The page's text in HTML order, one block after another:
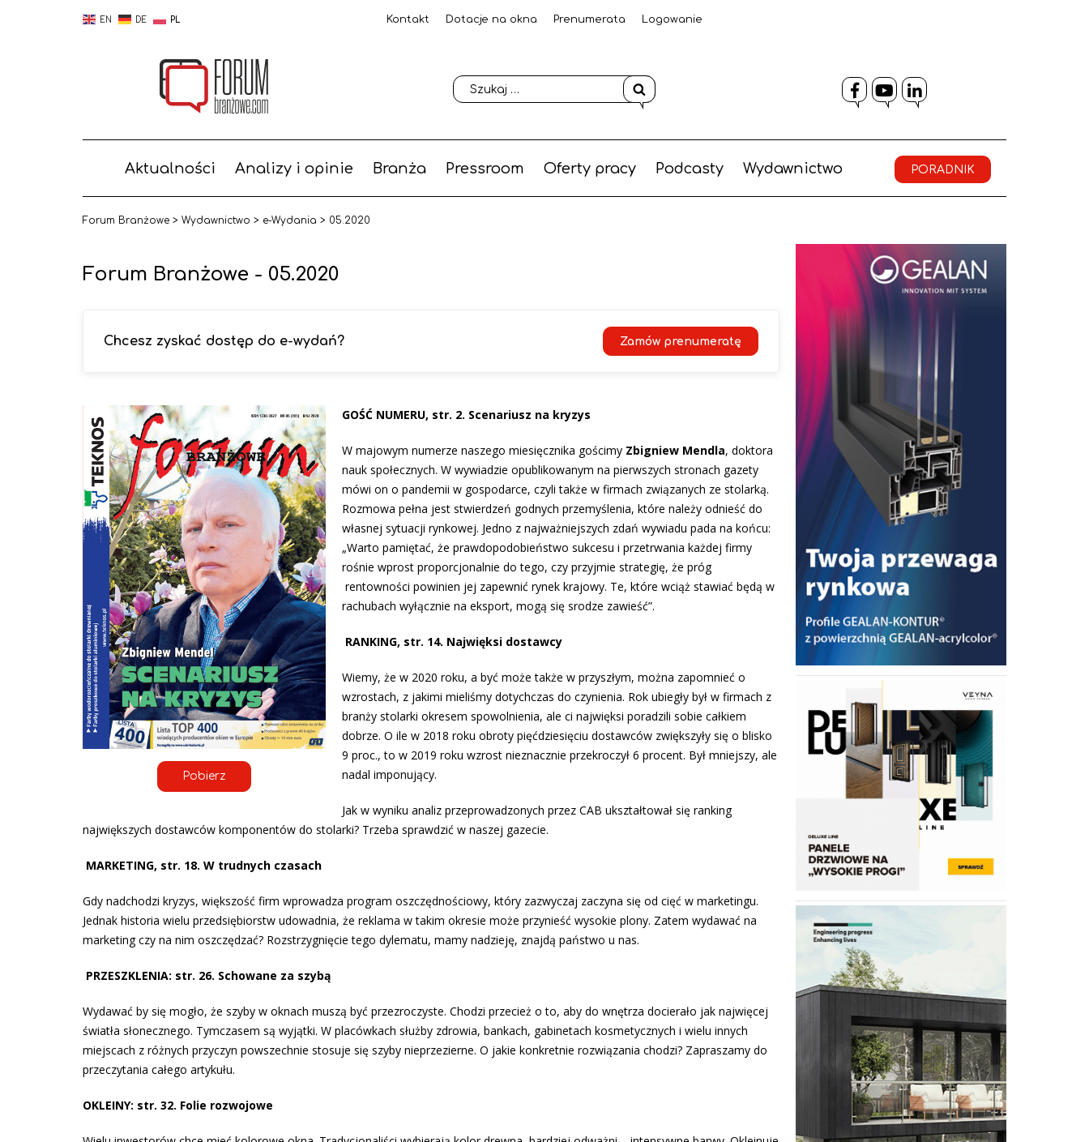
EN DE PL Kontakt Dotacje na okna Prenumerata Logowanie
Facebook
YouTube
LinkedIn
Aktualności Analizy i opinie Branża Pressroom Oferty pracy Podcasty Wydawnictwo PORADNIK
Forum Branżowe > Wydawnictwo > e-Wydania > 05.2020
Forum Branżowe - 05.2020
Chcesz zyskać dostęp do e-wydań? Zamów prenumeratę
Pobierz
GOŚĆ NUMERU, str. 2. Scenariusz na kryzys
W majowym numerze naszego miesięcznika gościmy Zbigniew Mendla, doktora
nauk społecznych. W wywiadzie opublikowanym na pierwszych stronach gazety
mówi on o pandemii w gospodarce, czyli także w firmach związanych ze stolarką.
Rozmowa pełna jest stwierdzeń godnych przemyślenia, które należy odnieść do
własnej sytuacji rynkowej. Jedno z najważniejszych zdań wywiadu pada na końcu:
„Warto pamiętać, że prawdopodobieństwo sukcesu i przetrwania każdej firmy
rośnie wprost proporcjonalnie do tego, czy przyjmie strategię, że próg
rentowności powinien jej zapewnić rynek krajowy. Te, które wciąż stawiać będą w
rachubach wyłącznie na eksport, mogą się srodze zawieść”.
RANKING, str. 14. Najwięksi dostawcy
Wiemy, że w 2020 roku, a być może także w przyszłym, można zapomnieć o
wzrostach, z jakimi mieliśmy dotychczas do czynienia. Rok ubiegły był w firmach z
branży stolarki okresem spowolnienia, ale ci najwięksi poradzili sobie całkiem
dobrze. O ile w 2018 roku obroty pięćdziesięciu dostawców zwiększyły się o blisko
9 proc., to w 2019 roku wzrost nieznacznie przekroczył 6 procent. Był mniejszy, ale
nadal imponujący.
Jak w wyniku analiz przeprowadzonych przez CAB ukształtował się ranking
największych dostawców komponentów do stolarki? Trzeba sprawdzić w naszej gazecie.
MARKETING, str. 18. W trudnych czasach
Gdy nadchodzi kryzys, większość firm wprowadza program oszczędnościowy, który zazwyczaj zaczyna się od cięć w marketingu.
Jednak historia wielu przedsiębiorstw udowadnia, że reklama w takim okresie może przynieść wysokie plony. Zatem wydawać na
marketing czy na nim oszczędzać? Rozstrzygnięcie tego dylematu, mamy nadzieję, znajdą państwo u nas.
PRZESZKLENIA: str. 26. Schowane za szybą
Wydawać by się mogło, że szyby w oknach muszą być przezroczyste. Chodzi przecież o to, aby do wnętrza docierało jak najwięcej
światła słonecznego. Tymczasem są wyjątki. W placówkach służby zdrowia, bankach, gabinetach kosmetycznych i wielu innych
miejscach z różnych przyczyn powszechnie stosuje się szyby nieprzezierne. O jakie konkretnie rozwiązania chodzi? Zapraszamy do
przeczytania całego artykułu.
OKLEINY: str. 32. Folie rozwojowe